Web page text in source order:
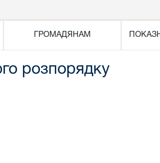
ГРОМАДЯНАМ
розпорядку